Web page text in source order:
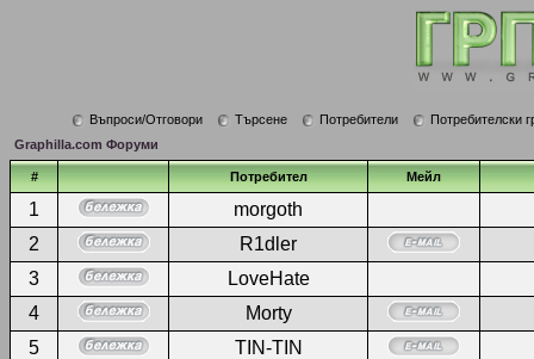
Въпроси/Отговори Търсене Потребители
Потребителски
Graphilla.com Форуми
# Потребител Мейл
1
morgoth
2
R1dler
3
LoveHate
4
Morty
5
TIN-TIN